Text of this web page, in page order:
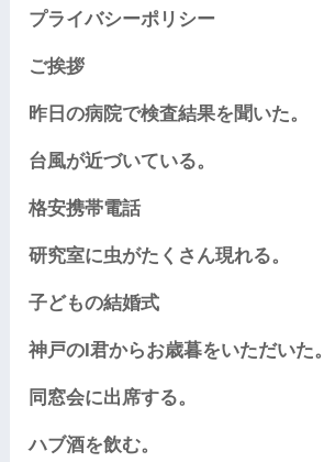
プライバシーポリシー
ご挨拶
昨日の病院で検査結果を聞いた。
台風が近づいている。
格安携帯電話
研究室に虫がたくさん現れる。
子どもの結婚式
神戸のI君からお歳暮をいただいた。
同窓会に出席する。
ハブ酒を飲む。